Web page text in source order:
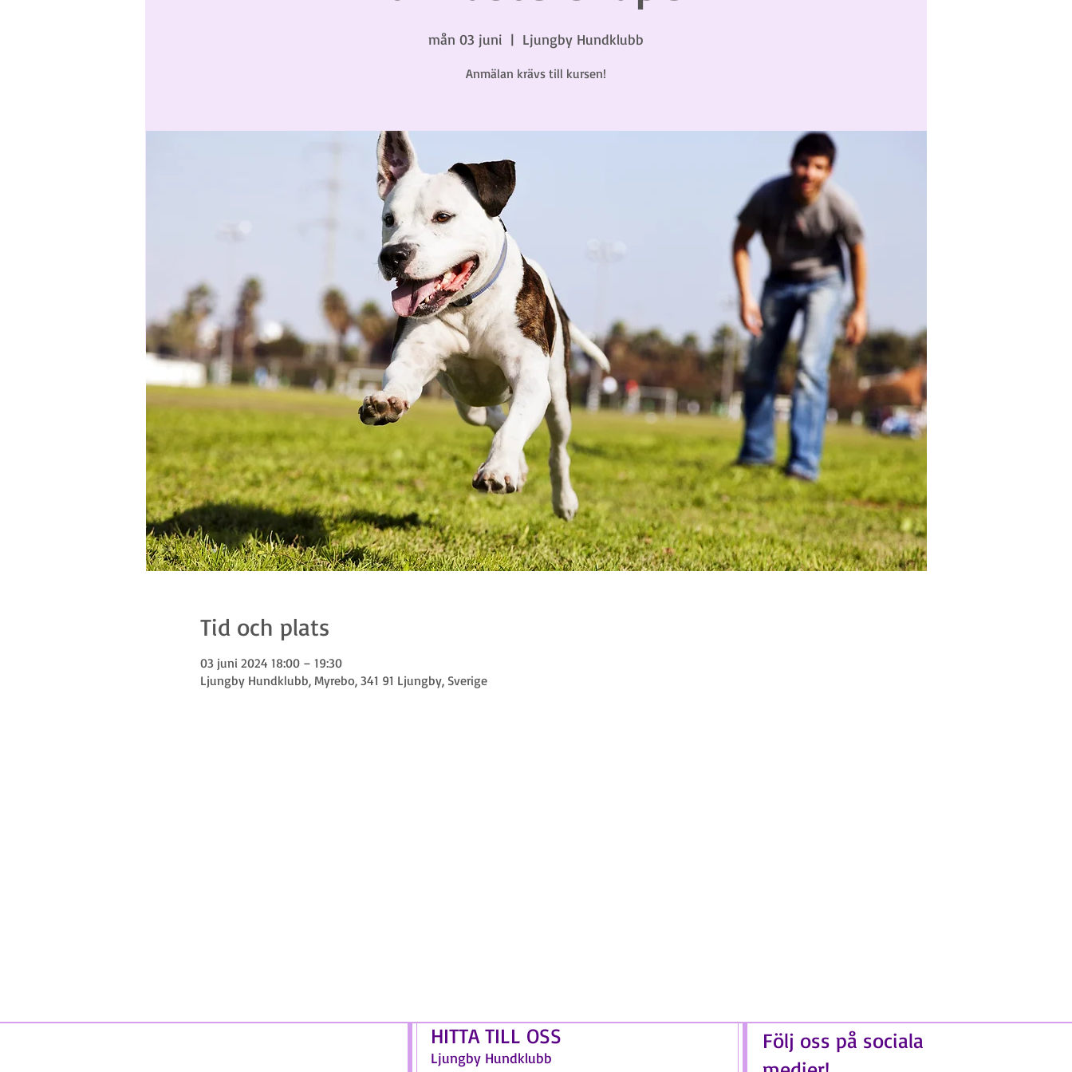
mån 03 juni
  |
Ljungby Hundklubb
Anmälan krävs till kursen!
Tid och plats
03 juni 2024 18:00 – 19:30
Ljungby Hundklubb, Myrebo, 341 91 Ljungby, Sverige
Följ oss på sociala
HITTA TILL OSS
Ljungby Hundklubb